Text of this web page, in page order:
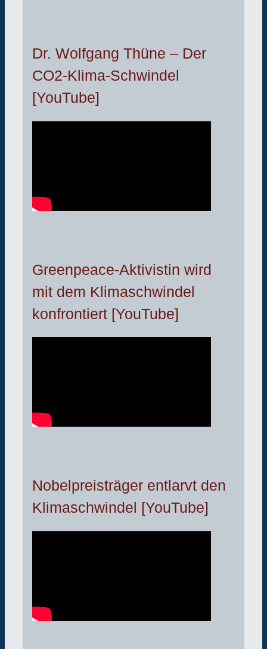
Dr. Wolfgang Thüne – Der
CO2-Klima-Schwindel
[YouTube]
Greenpeace-Aktivistin wird
mit dem Klimaschwindel
konfrontiert [YouTube]
Nobelpreisträger entlarvt den
Klimaschwindel [YouTube]